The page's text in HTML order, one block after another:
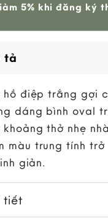
5% khi đăng ký
tả
hồ điệp trắng gợi
dáng bình oval
khoảng thở nhẹ
màu trung tính
giản.
tiết